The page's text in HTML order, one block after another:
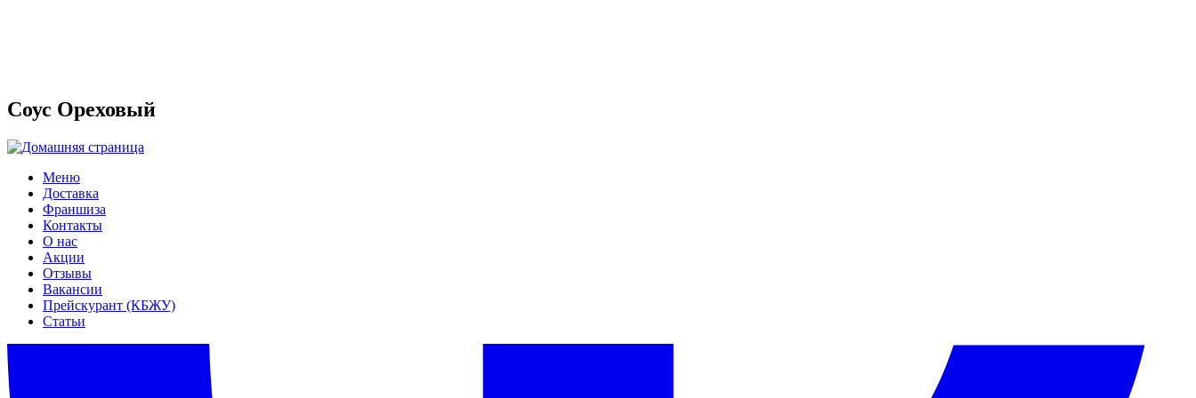
Соус Ореховый
Меню
Доставка
Франшиза
Контакты
О нас
Акции
Отзывы
Вакансии
Прейскурант (КБЖУ)
Статьи